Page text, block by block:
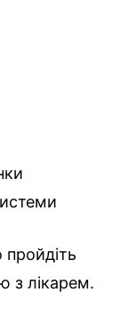
з лікарем.